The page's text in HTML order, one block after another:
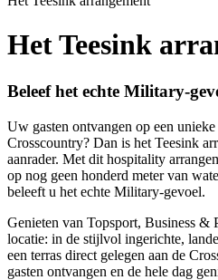
Het Teesink
Beleef het echte Military-
Uw gasten ontvangen op een
Crosscountry? Dan is het Teesink
aanrader. Met dit hospitality
op nog geen honderd meter van
beleeft u het echte Military-gevoel.
Genieten van Topsport, Business &
locatie: in de stijlvol ingerichte,
een terras direct gelegen aan de
gasten ontvangen en de hele dag